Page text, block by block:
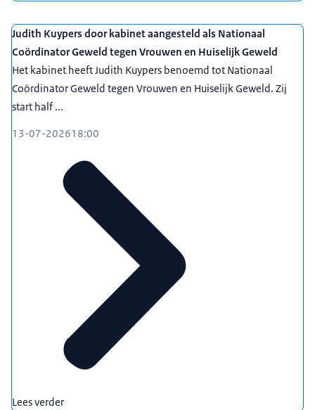
Judith Kuypers door kabinet aangesteld als Nationaal
Coördinator Geweld tegen Vrouwen en Huiselijk Geweld
Het kabinet heeft Judith Kuypers benoemd tot Nationaal
Coördinator Geweld tegen Vrouwen en Huiselijk Geweld. Zij
start half ...
13-07-202618:00
Lees verder